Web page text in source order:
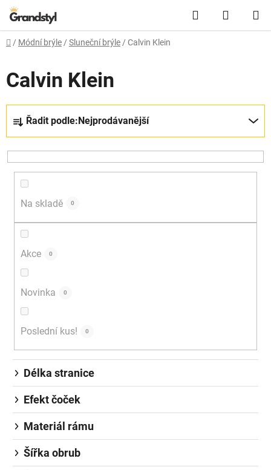
Přejít na obsah Hledat
Domů
/ Módní brýle / Sluneční brýle / Calvin Klein
Calvin Klein
Řazení produktů
Řadit podle: Nejprodávanější
Na skladě 0
Akce 0
Novinka 0
Poslední kus! 0
Délka stranice
Efekt čoček
Materiál rámu
Šířka obrub